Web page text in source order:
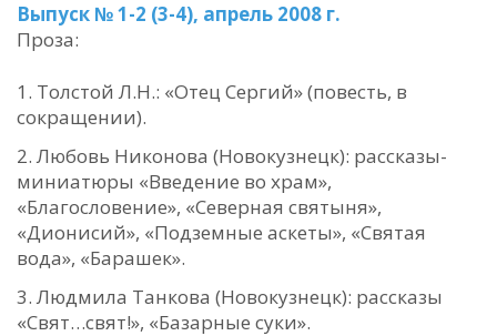
Выпуск № 1-2 (3-4), апрель 2008 г.
Проза:
Толстой Л.Н.: «Отец Сергий» (повесть, в
сокращении).
Любовь Никонова (Новокузнецк): рассказы-
миниатюры «Введение во храм»,
«Благословение», «Северная святыня»,
«Дионисий», «Подземные аскеты», «Святая
вода», «Барашек».
Людмила Танкова (Новокузнецк): рассказы
«Свят…свят!», «Базарные суки».